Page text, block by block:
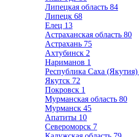
Липецкая область 84
Липецк 68
Елец 13
Астраханская область 80
Астрахань 75
Ахтубинск 2
Нариманов 1
Республика Саха (Якутия)
Якутск 72
Покровск 1
Мурманская область 80
Мурманск 45
Апатиты 10
Североморск 7